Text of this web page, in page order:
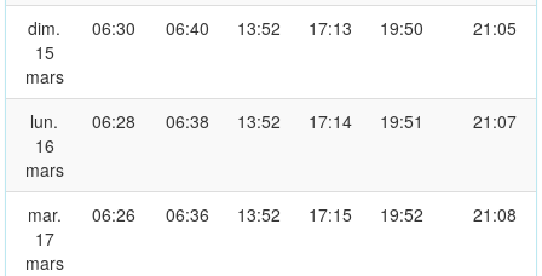
dim.
15
mars
06:30 06:40 13:52 17:13 19:50 21:05
lun.
16
mars
06:28 06:38 13:52 17:14 19:51 21:07
mar.
17
mars
06:26 06:36 13:52 17:15 19:52 21:08